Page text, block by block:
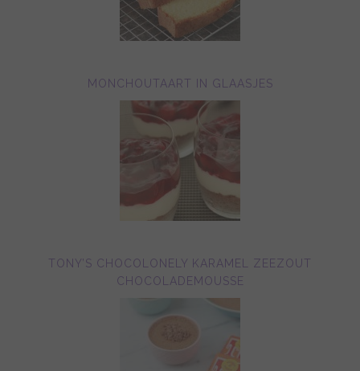
MONCHOUTAART IN GLAASJES
TONY’S CHOCOLONELY KARAMEL ZEEZOUT
CHOCOLADEMOUSSE